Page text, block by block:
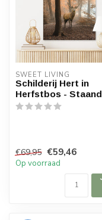
SWEET LIVING
Schilderij Hert in
Herfstbos - Staand
€69,95 €59,46
Op voorraad